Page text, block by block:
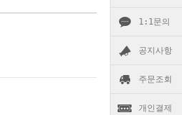
1:1문의
공지사항
주문조회
개인결제